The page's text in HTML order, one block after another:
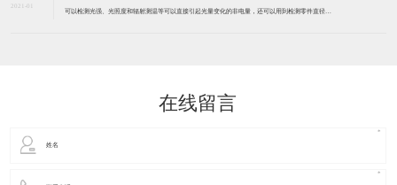
2021-01
可以检测光强、光照度和辐射测温等可以直接引起光量变化的非电量，还可以用到检测零件直径、
在线留言